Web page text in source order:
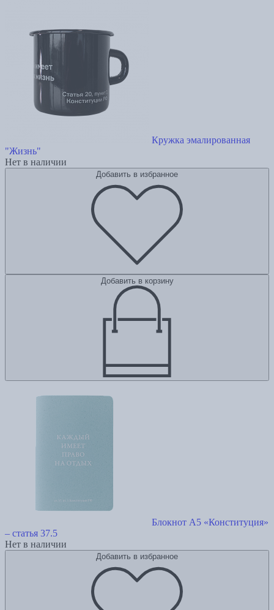
Кружка эмалированная
"Жизнь"
Нет в наличии
Добавить в избранное
Добавить в корзину
Блокнот А5 «Конституция»
– статья 37.5
Нет в наличии
Добавить в избранное